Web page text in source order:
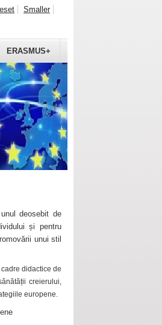
ERASMUS+
Smaller
deosebit de
și pentru
unui stil
didactice de
creierului,
europene.